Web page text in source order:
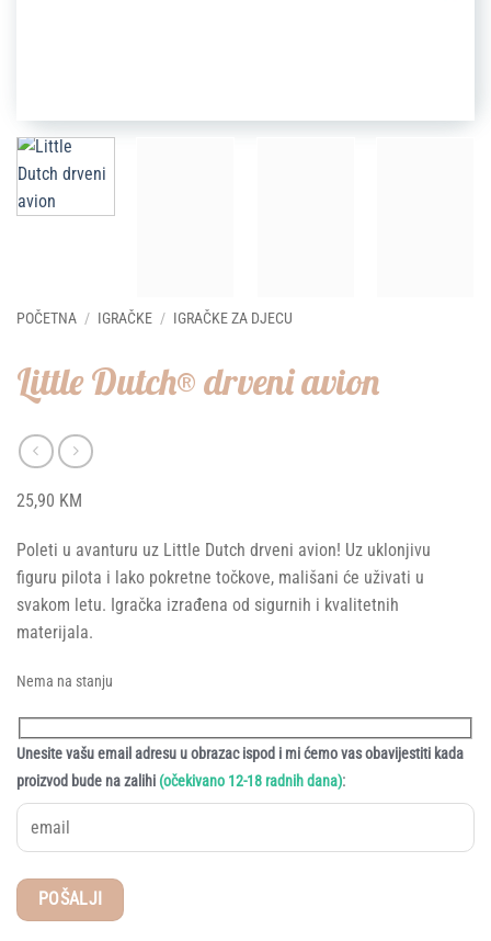
POČETNA / IGRAČKE / IGRAČKE ZA DJECU
Little Dutch® drveni avion
25,90 KM
Poleti u avanturu uz Little Dutch drveni avion! Uz uklonjivu
figuru pilota i lako pokretne točkove, mališani će uživati u
svakom letu. Igračka izrađena od sigurnih i kvalitetnih
materijala.
Nema na stanju
Unesite vašu email adresu u obrazac ispod i mi ćemo vas obavijestiti kada
proizvod bude na zalihi (očekivano 12-18 radnih dana):